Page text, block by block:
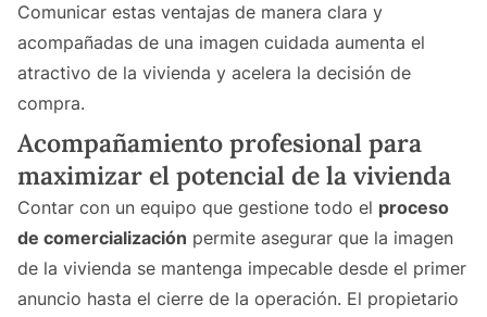
Comunicar estas ventajas de manera clara y
acompañadas de una imagen cuidada aumenta el
atractivo de la vivienda y acelera la decisión de
compra.
Acompañamiento profesional para
maximizar el potencial de la vivienda
Contar con un equipo que gestione todo el proceso
de comercialización permite asegurar que la imagen
de la vivienda se mantenga impecable desde el primer
anuncio hasta el cierre de la operación. El propietario